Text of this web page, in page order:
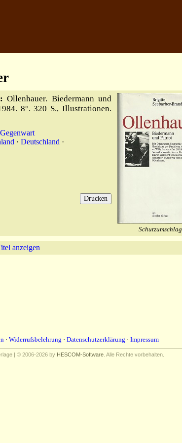
Ollenhauer. Biedermann und
8°. 320 S., Illustrationen.
· Deutschland ·
Schutzumschlag
anzeigen
· Widerrufsbelehrung · Datenschutzerklärung · Impressum
| © 2006-2026 by HESCOM-Software . Alle Rechte vorbehalten.